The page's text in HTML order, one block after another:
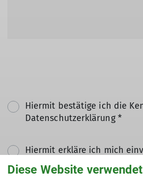
Hiermit bestätige ich die
Datenschutzerklärung *
Hiermit erkläre ich mich
meine in das
Daten elektronisch gesichert
Diese Website